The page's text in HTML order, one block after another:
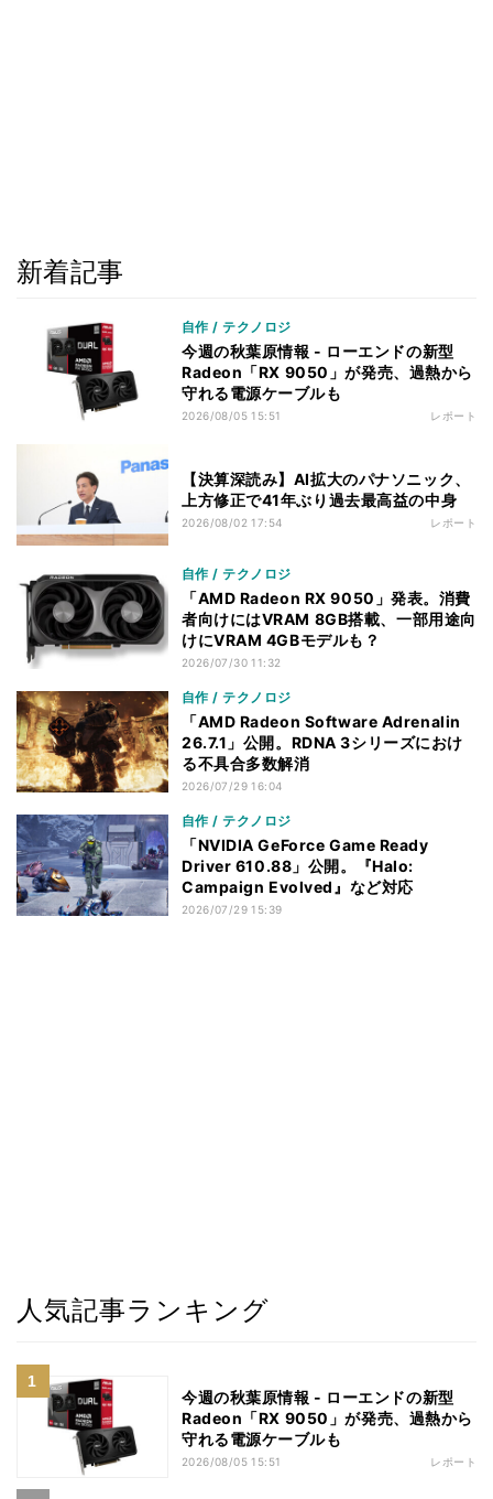
新着記事
自作 / テクノロジ
今週の秋葉原情報 - ローエンドの新型
Radeon「RX 9050」が発売、過熱から
守れる電源ケーブルも
2026/08/05 15:51 レポート
【決算深読み】AI拡大のパナソニック、
上方修正で41年ぶり過去最高益の中身
2026/08/02 17:54 レポート
自作 / テクノロジ
「AMD Radeon RX 9050」発表。消費
者向けにはVRAM 8GB搭載、一部用途向
けにVRAM 4GBモデルも？
2026/07/30 11:32
自作 / テクノロジ
「AMD Radeon Software Adrenalin
26.7.1」公開。RDNA 3シリーズにおけ
る不具合多数解消
2026/07/29 16:04
自作 / テクノロジ
「NVIDIA GeForce Game Ready
Driver 610.88」公開。『Halo:
Campaign Evolved』など対応
2026/07/29 15:39
人気記事ランキング
今週の秋葉原情報 - ローエンドの新型
Radeon「RX 9050」が発売、過熱から
守れる電源ケーブルも
2026/08/05 15:51 レポート